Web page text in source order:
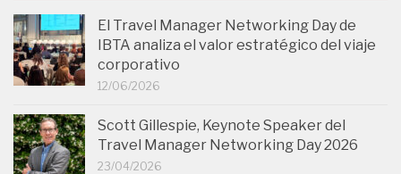
El Travel Manager Networking Day de
IBTA analiza el valor estratégico del viaje
corporativo
12/06/2026
Scott Gillespie, Keynote Speaker del
Travel Manager Networking Day 2026
23/04/2026